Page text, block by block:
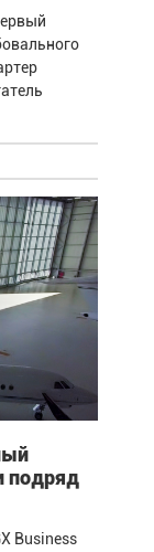
подряд
Business